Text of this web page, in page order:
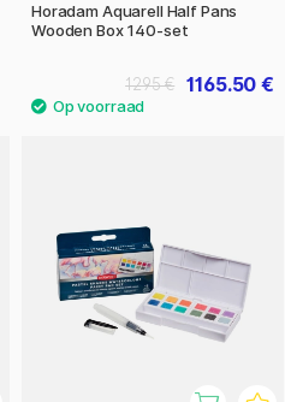
Horadam Aquarell Half Pans
Wooden Box 140-set
1165.50 €
1295 €